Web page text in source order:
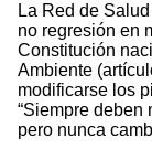
La Red de
no regresión en
Constitución
Ambiente
modificarse los
“Siempre deben
pero nunca